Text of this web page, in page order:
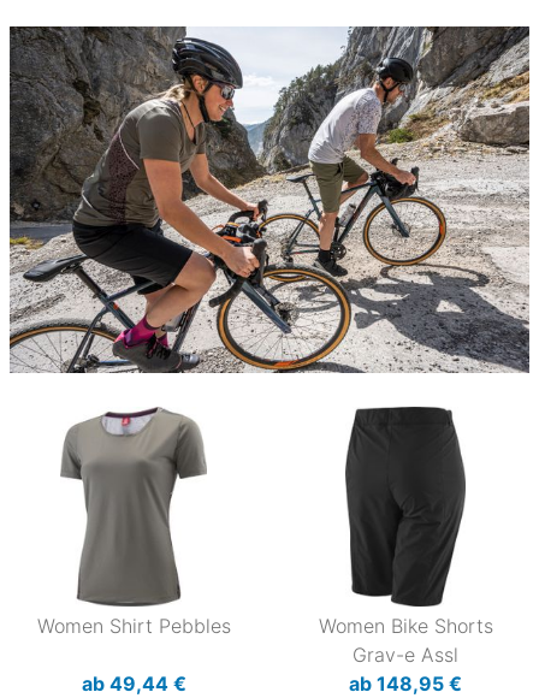
Women Shirt Pebbles
ab 49,44 €
Women Bike Shorts
Grav-e Assl
ab 148,95 €